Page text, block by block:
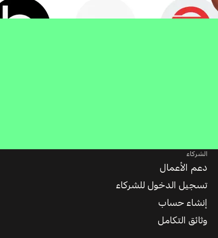
الشركاء
دعم الأعمال
تسجيل الدخول للشركاء
إنشاء حساب
وثائق التكامل